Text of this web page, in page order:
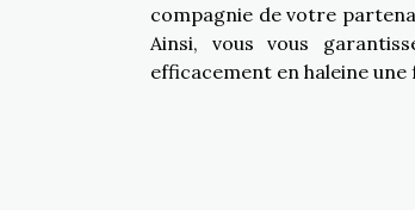
compagnie de votre
Ainsi, vous vous
efficacement en haleine